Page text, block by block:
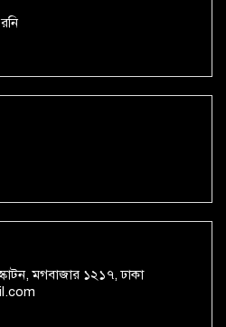
মগবাজার ১২১৭, ঢাকা